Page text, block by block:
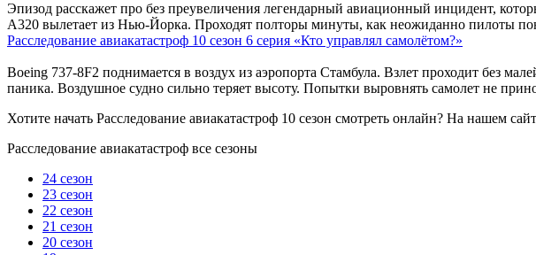
Эпизод расскажет про без преувеличения легендарный авиационный инцидент,
A320 вылетает из Нью-Йорка. Проходят полторы минуты, как неожиданно пилоты
Расследование авиакатастроф 10 сезон 6 серия «Кто управлял самолётом?»
Boeing 737-8F2 поднимается в воздух из аэропорта Стамбула. Взлет проходит без
паника. Воздушное судно сильно теряет высоту. Попытки выровнять самолет не
Хотите начать Расследование авиакатастроф 10 сезон смотреть онлайн? На нашем
Расследование авиакатастроф все сезоны
24 сезон
23 сезон
22 сезон
21 сезон
20 сезон